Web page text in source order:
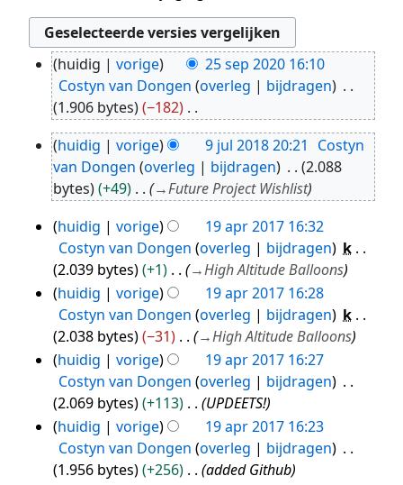
25
sep
2020
huidig vorige
25 sep 2020 16:10
Costyn van Dongen overleg
bijdragen
1.906 bytes
−182
G
e
e
n
e
w
e
r
i
n
g
s
s
a
m
9
jul
2018
huidig vorige 9 jul 2018 20:21
Costyn
van Dongen overleg bijdragen
2.088
bytes
+49 →Future Project Wishlist
19
apr
2017
huidig vorige
19 apr 2017 16:32
Costyn van Dongen overleg bijdragen
k
2.039 bytes
+1 →High Altitude Balloons
huidig
vorige
19 apr 2017 16:28
Costyn van Dongen overleg bijdragen
k
2.038 bytes
−31 →High Altitude Balloons
huidig
vorige
19 apr 2017 16:27
Costyn van Dongen overleg
bijdragen
2.069 bytes
+113
UPDEETS!
huidig
vorige
19 apr 2017 16:23
Costyn van Dongen overleg
bijdragen
1.956 bytes
+256 added Github